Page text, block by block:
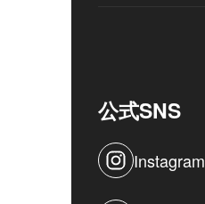
公式SNS
Instagram